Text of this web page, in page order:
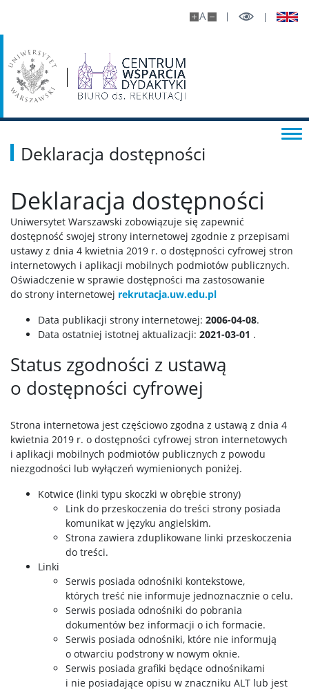
A
Deklaracja dostępności
Deklaracja dostępności
Uniwersytet Warszawski zobowiązuje się zapewnić
dostępność swojej strony internetowej zgodnie z przepisami
ustawy z dnia 4 kwietnia 2019 r. o dostępności cyfrowej stron
internetowych i aplikacji mobilnych podmiotów publicznych.
Oświadczenie w sprawie dostępności ma zastosowanie
do strony internetowej rekrutacja.uw.edu.pl
Data publikacji strony internetowej: 2006-04-08.
Data ostatniej istotnej aktualizacji: 2021-03-01 .
Status zgodności z ustawą
o dostępności cyfrowej
Strona internetowa jest częściowo zgodna z ustawą z dnia 4
kwietnia 2019 r. o dostępności cyfrowej stron internetowych
i aplikacji mobilnych podmiotów publicznych z powodu
niezgodności lub wyłączeń wymienionych poniżej.
Kotwice (linki typu skoczki w obrębie strony)
Link do przeskoczenia do treści strony posiada
komunikat w języku angielskim.
Strona zawiera zduplikowane linki przeskoczenia
do treści.
Linki
Serwis posiada odnośniki kontekstowe,
których treść nie informuje jednoznacznie o celu.
Serwis posiada odnośniki do pobrania
dokumentów bez informacji o ich formacie.
Serwis posiada odnośniki, które nie informują
o otwarciu podstrony w nowym oknie.
Serwis posiada grafiki będące odnośnikami
i nie posiadające opisu w znaczniku ALT lub jest